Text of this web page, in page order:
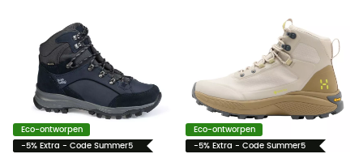
Eco-ontworpen
-5% Extra - Code Summer5
Eco-ontworpen
-5% Extra - Code Summer5